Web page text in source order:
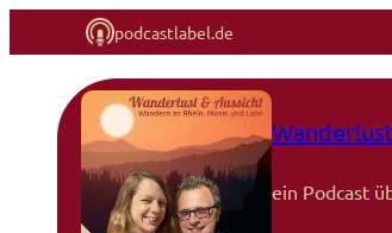
podcastlabel.de
ein Podcast